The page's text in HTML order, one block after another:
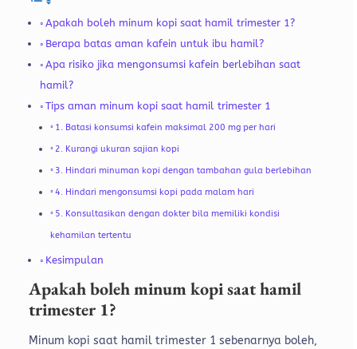
Apakah boleh minum kopi saat hamil trimester 1?
Berapa batas aman kafein untuk ibu hamil?
Apa risiko jika mengonsumsi kafein berlebihan saat
hamil?
Tips aman minum kopi saat hamil trimester 1
1. Batasi konsumsi kafein maksimal 200 mg per hari
2. Kurangi ukuran sajian kopi
3. Hindari minuman kopi dengan tambahan gula berlebihan
4. Hindari mengonsumsi kopi pada malam hari
5. Konsultasikan dengan dokter bila memiliki kondisi
kehamilan tertentu
Kesimpulan
Apakah boleh minum kopi saat hamil
trimester 1?
Minum kopi saat hamil trimester 1 sebenarnya boleh,